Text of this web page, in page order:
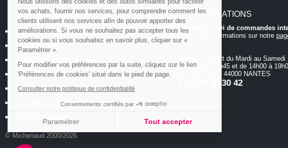
vos achats, fournir nos services, pour comprendre comment les
clients utilisent nos services afin de pouvoir apporter des
améliorations. Si vous ne souhaitez pas accepter tous les
cookies ou si vous souhaitez en savoir plus, cliquer sur «
Paramétrer ».
Pour modifier vos préférences par la suite, cliquez sur le lien
'Préférences de cookies' situé dans le pied de page.
Consulter notre politique de confidentialité
Consentements certifiés par
Paramétrer Tout accepter
Axeptio consent
MICHENAUD.COM
Qui sommes nous ?
Plan du site
Conditions générales de vente
Politique de confidentialité
Cookies : Vos préférences
© Michenaud 2000/2026
INFORMATIONS
Hotline et suivi de commandes
Toutes les informations sur notre
ouvert du Mardi au Samedi
de 10h00 à 12h45 et de 14h00 à
18 allée Baco - 44000 NANTES
02 40 35 30 42